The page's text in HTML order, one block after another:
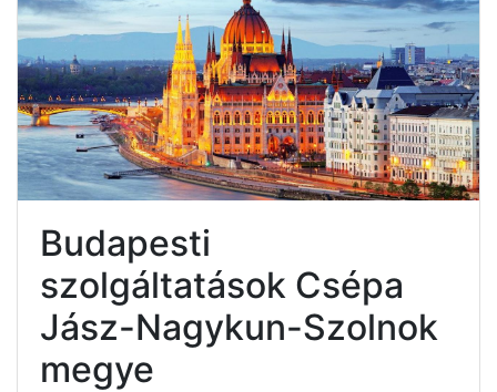
Budapesti
szolgáltatások Csépa
Jász-Nagykun-Szolnok
megye